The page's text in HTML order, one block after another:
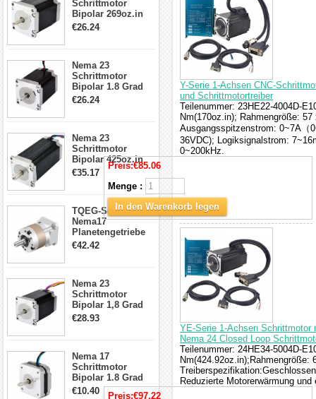
Schrittmotor
Bipolar 269oz.in
2,8A 57x57x76mm
€26.24
Nema 23
Schrittmotor
Bipolar 1.8 Grad
1.9Nm 3A 3.36V 4
€26.24
Nema 23
Schrittmotor
Bipolar 425oz.in
4.2A 57x57x114mm
4 Draht Hybrid
Schrittmotor
€35.17
TQEG-Serie
Nema17
Planetengetriebe
5:1 Spiel 15Arc-
€42.42
Nema 23
Schrittmotor
Bipolar 1,8 Grad
2,83Nm 4 A 2,26V
€28.93
Nema 17
Schrittmotor
Bipolar 1.8 Grad
8.7Ncm 1A 3.5V 4
€10.40
Y-Serie 1-Achsen CNC-
und Schrittmotortreiber
Teilenummer: 23HE22-4004D-
Nm(170oz.in); Rahmengröße:
Ausgangsspitzenstrom: 0~7A（
36VDC); Logiksignalstrom:
0~200kHz.
Preis:€85.06
Menge :
In den Warenkorb legen
YE-Serie 1-Achsen Schrittmotor
Nema 24 Closed Loop
Teilenummer: 24HE34-5004D-
Nm(424.92oz.in);Rahmengröße:
Reduzierte Motorerwärmung und
Preis:€97.22